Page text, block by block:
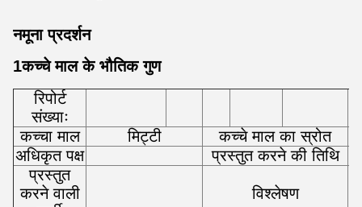
नमूना प्रदर्शन
1कच्चे माल के भौतिक गुण
रिपोर्ट
संख्याः
कच्चा माल
मिट्टी
कच्चे माल का स्रोत
अधिकृत पक्ष
प्रस्तुत करने की तिथि
प्रस्तुत
करने वाली
विश्लेषण